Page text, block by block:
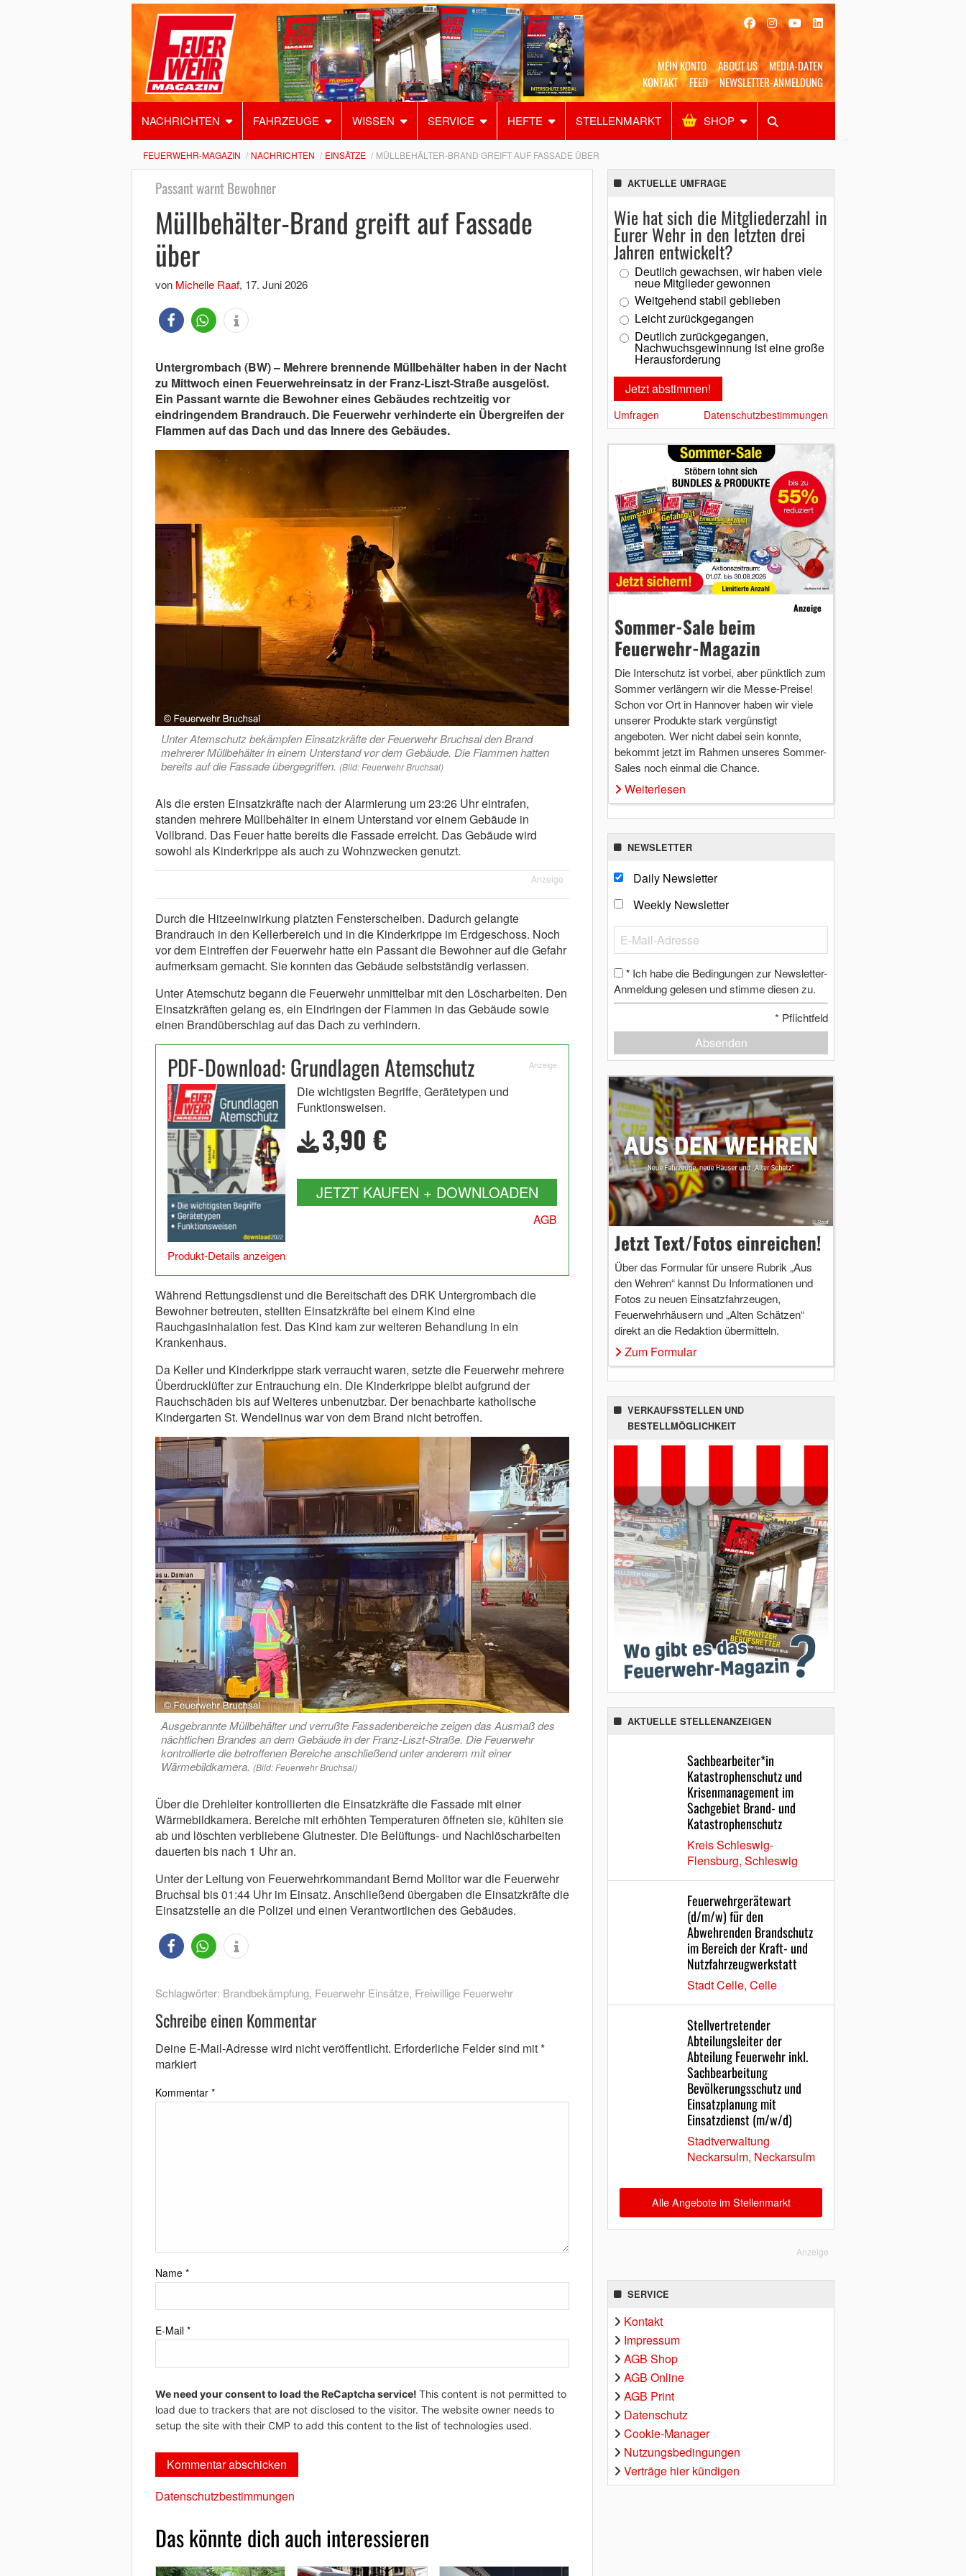
MEIN KONTO ABOUT US
MEDIA-DATEN
KONTAKT
FEED NEWSLETTER-ANMELDUNG
NACHRICHTEN FAHRZEUGE WISSEN SERVICE HEFTE STELLENMARKT SHOP
Alles Shop SUCHEN
FEUERWEHR-MAGAZIN NACHRICHTEN EINSÄTZE MÜLLBEHÄLTER-BRAND GREIFT AUF FASSADE ÜBER
Passant warnt Bewohner
Müllbehälter-Brand greift auf Fassade
über
von Michelle Raaf, 17. Juni 2026
Untergrombach (BW) – Mehrere brennende Müllbehälter haben in der Nacht
zu Mittwoch einen Feuerwehreinsatz in der Franz-Liszt-Straße ausgelöst.
Ein Passant warnte die Bewohner eines Gebäudes rechtzeitig vor
eindringendem Brandrauch. Die Feuerwehr verhinderte ein Übergreifen der
Flammen auf das Dach und das Innere des Gebäudes.
Unter Atemschutz bekämpfen Einsatzkräfte der Feuerwehr Bruchsal den Brand
mehrerer Müllbehälter in einem Unterstand vor dem Gebäude. Die Flammen hatten
bereits auf die Fassade übergegriffen. (Bild: Feuerwehr Bruchsal)
Als die ersten Einsatzkräfte nach der Alarmierung um 23:26 Uhr eintrafen,
standen mehrere Müllbehälter in einem Unterstand vor einem Gebäude in
Vollbrand. Das Feuer hatte bereits die Fassade erreicht. Das Gebäude wird
sowohl als Kinderkrippe als auch zu Wohnzwecken genutzt.
Anzeige
Durch die Hitzeeinwirkung platzten Fensterscheiben. Dadurch gelangte
Brandrauch in den Kellerbereich und in die Kinderkrippe im Erdgeschoss. Noch
vor dem Eintreffen der Feuerwehr hatte ein Passant die Bewohner auf die Gefahr
aufmerksam gemacht. Sie konnten das Gebäude selbstständig verlassen.
Unter Atemschutz begann die Feuerwehr unmittelbar mit den Löscharbeiten. Den
Einsatzkräften gelang es, ein Eindringen der Flammen in das Gebäude sowie
einen Brandüberschlag auf das Dach zu verhindern.
PDF-Download: Grundlagen Atemschutz Anzeige
Produkt-Details anzeigen
Die wichtigsten Begriffe, Gerätetypen und
Funktionsweisen.
3,90 €
JETZT KAUFEN + DOWNLOADEN
AGB
Während Rettungsdienst und die Bereitschaft des DRK Untergrombach die
Bewohner betreuten, stellten Einsatzkräfte bei einem Kind eine
Rauchgasinhalation fest. Das Kind kam zur weiteren Behandlung in ein
Krankenhaus.
Da Keller und Kinderkrippe stark verraucht waren, setzte die Feuerwehr mehrere
Überdrucklüfter zur Entrauchung ein. Die Kinderkrippe bleibt aufgrund der
Rauchschäden bis auf Weiteres unbenutzbar. Der benachbarte katholische
Kindergarten St. Wendelinus war von dem Brand nicht betroffen.
Ausgebrannte Müllbehälter und verrußte Fassadenbereiche zeigen das Ausmaß des
nächtlichen Brandes an dem Gebäude in der Franz-Liszt-Straße. Die Feuerwehr
kontrollierte die betroffenen Bereiche anschließend unter anderem mit einer
Wärmebildkamera. (Bild: Feuerwehr Bruchsal)
Über die Drehleiter kontrollierten die Einsatzkräfte die Fassade mit einer
Wärmebildkamera. Bereiche mit erhöhten Temperaturen öffneten sie, kühlten sie
ab und löschten verbliebene Glutnester. Die Belüftungs- und Nachlöscharbeiten
dauerten bis nach 1 Uhr an.
Unter der Leitung von Feuerwehrkommandant Bernd Molitor war die Feuerwehr
Bruchsal bis 01:44 Uhr im Einsatz. Anschließend übergaben die Einsatzkräfte die
Einsatzstelle an die Polizei und einen Verantwortlichen des Gebäudes.
Schlagwörter: Brandbekämpfung, Feuerwehr Einsätze, Freiwillige Feuerwehr
Schreibe einen Kommentar
Deine E-Mail-Adresse wird nicht veröffentlicht. Erforderliche Felder sind mit*
markiert
Kommentar *
Name *
E-Mail *
We need your consent to load the ReCaptcha service! This content is not permitted to
load due to trackers that are not disclosed to the visitor. The website owner needs to
setup the site with their CMP to add this content to the list of technologies used.
Datenschutzbestimmungen
Das könnte dich auch interessieren
AKTUELLE UMFRAGE
Wie hat sich die Mitgliederzahl in
Eurer Wehr in den letzten drei
Jahren entwickelt?
Deutlich gewachsen, wir haben viele
neue Mitglieder gewonnen
Weitgehend stabil geblieben
Leicht zurückgegangen
Deutlich zurückgegangen,
Nachwuchsgewinnung ist eine große
Herausforderung
Umfragen Datenschutzbestimmungen
Anzeige
Sommer-Sale beim
Feuerwehr-Magazin
Die Interschutz ist vorbei, aber pünktlich zum
Sommer verlängern wir die Messe-Preise!
Schon vor Ort in Hannover haben wir viele
unserer Produkte stark vergünstigt
angeboten. Wer nicht dabei sein konnte,
bekommt jetzt im Rahmen unseres Sommer-
Sales noch einmal die Chance.
Weiterlesen
NEWSLETTER
Daily Newsletter
Weekly Newsletter
* Ich habe die Bedingungen zur Newsletter-
Anmeldung gelesen und stimme diesen zu.
* Pflichtfeld
Absenden
Jetzt Text/Fotos einreichen!
Über das Formular für unsere Rubrik „Aus
den Wehren“ kannst Du Informationen und
Fotos zu neuen Einsatzfahrzeugen,
Feuerwehrhäusern und „Alten Schätzen“
direkt an die Redaktion übermitteln.
Zum Formular
VERKAUFSSTELLEN UND
BESTELLMÖGLICHKEIT
AKTUELLE STELLENANZEIGEN
Sachbearbeiter*in
Katastrophenschutz und
Krisenmanagement im
Sachgebiet Brand- und
Katastrophenschutz
Kreis Schleswig-
Flensburg, Schleswig
Feuerwehrgerätewart
(d/m/w) für den
Abwehrenden Brandschutz
im Bereich der Kraft- und
Nutzfahrzeugwerkstatt
Stadt Celle, Celle
Stellvertretender
Abteilungsleiter der
Abteilung Feuerwehr inkl.
Sachbearbeitung
Bevölkerungsschutz und
Einsatzplanung mit
Einsatzdienst (m/w/d)
Stadtverwaltung
Neckarsulm, Neckarsulm
Alle Angebote im Stellenmarkt
Anzeige
SERVICE
Kontakt
Impressum
AGB Shop
AGB Online
AGB Print
Datenschutz
Cookie-Manager
Nutzungsbedingungen
Verträge hier kündigen